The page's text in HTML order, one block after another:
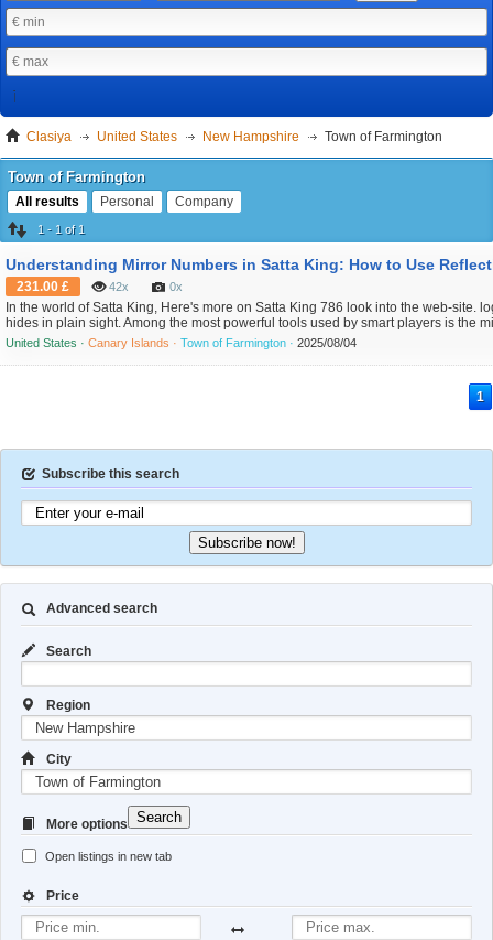
Clasiya United States New Hampshire Town of Farmington
Town of Farmington
All results Personal Company
1 - 1 of 1
231.00 £ 42x 0x
In the world of Satta King, Here's more on Satta King 786 look into the web-site.
hides in plain sight. Among the most powerful tools used by smart players is the
number concept — a reflection-based strategy that connects past results to
outcomes. This article breaks down everything you need to know about mirror ...
United States ·Canary Islands ·Town of Farmington ·2025/08/04
1
Subscribe this search
Subscribe now!
Advanced search
Search
Region
City
More options
Open listings in new tab
Price
Search